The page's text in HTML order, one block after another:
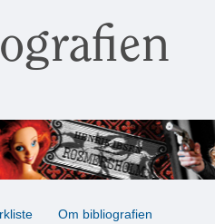
Om bibliografien